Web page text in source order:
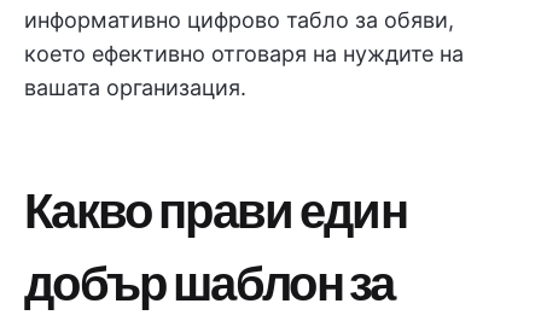
информативно цифрово табло за обяви,
което ефективно отговаря на нуждите на
вашата организация.
Какво прави един
добър шаблон за